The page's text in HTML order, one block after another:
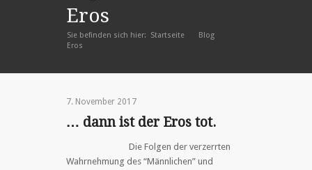
Eros
Sie befinden sich hier: Startseite »
Blog
Eros
7. November 2017
… dann ist der Eros tot.
Die Folgen der verzerrten
Wahrnehmung des “Männlichen” und